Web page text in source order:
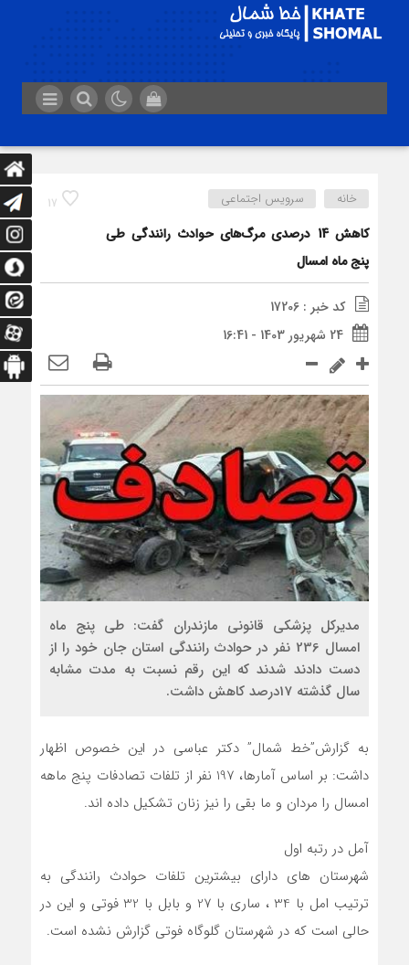
17 خانه سرویس اجتماعی
کاهش 14 درصدی مرگ‌های حوادث رانندگی طی
پنج ماه امسال
کد خبر : 17206
24 شهریور 1403 - 16:41
مدیرکل پزشکی قانونی مازندران گفت: طی پنج ماه
امسال 236 نفر در حوادث رانندگی استان جان خود را از
دست دادند شدند که این رقم نسبت به مدت مشابه
سال گذشته 17درصد کاهش داشت.
به گزارش”خط شمال” دکتر عباسی در این خصوص اظهار
داشت: بر اساس آمارها، 197 نفر از تلفات تصادفات پنج ماهه
امسال را مردان و ما بقی را نیز زنان تشکیل داده اند.
آمل در رتبه اول
شهرستان های دارای بیشترین تلفات حوادث رانندگی به
ترتیب امل با 34 ، ساری با 27 و بابل با 32 فوتی و این در
حالی است که در شهرستان گلوگاه فوتی گزارش نشده است.